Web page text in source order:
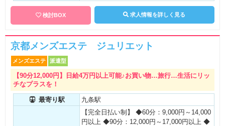
祝い金制度」 ②「安心の最低保証制度」 ③
「感謝の友人紹介祝い金制度」 どなた様も
上記の金額からスタートで別途指名料もプラ
どん上がっていきます! ※引き物等一切ござ
いませんので全てが手取りです。
検討BOX 求人情報を詳しく見る
京都メンズエステ ジュリエット
メンズエステ 派遣型
【90分12,000円】日給4万円以上可能♪お買い物…旅行…生活にリッ
チなプラスを！
最寄り駅 九条駅
【完全日払い制】 ◆60分：9,000円～14,000
円以上 ◆90分：12,000円～17,000円以上 ◆